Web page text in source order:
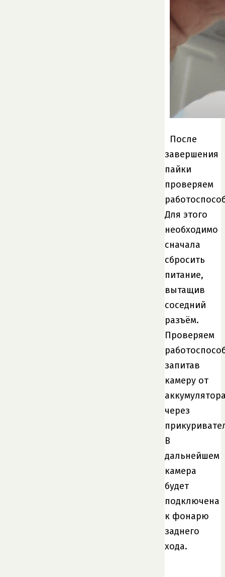
После
завершения
пайки
проверяем
Для этого
необходимо
сначала
сбросить
питание,
вытащив
соседний
разъём.
Проверяем
запитав
камеру от
через
В
дальнейшем
камера
будет
подключена
к фонарю
заднего
хода.